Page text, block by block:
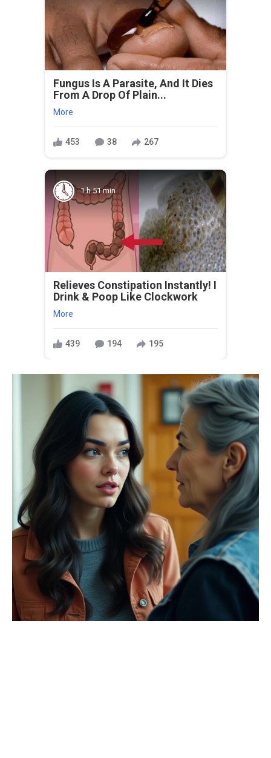
Fungus Is A Parasite, And It Dies
From A Drop Of Plain...
More
453 38 267
1 h 51 min
Relieves Constipation Instantly! I
Drink & Poop Like Clockwork
More
439 194 195